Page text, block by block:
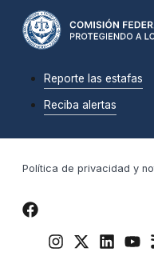
Reporte las estafas
Reciba alertas
Política de privacidad y